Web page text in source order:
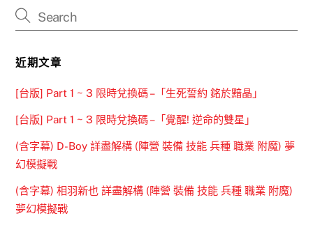
近期文章
[台版] Part 1 ~ 3 限時兌換碼 –「生死誓約 銘於黯晶」
[台版] Part 1 ~ 3 限時兌換碼 –「覺醒! 逆命的雙星」
(含字幕) D-Boy 詳盡解構 (陣營 裝備 技能 兵種 職業 附魔) 夢
幻模擬戰
(含字幕) 相羽新也 詳盡解構 (陣營 裝備 技能 兵種 職業 附魔)
夢幻模擬戰